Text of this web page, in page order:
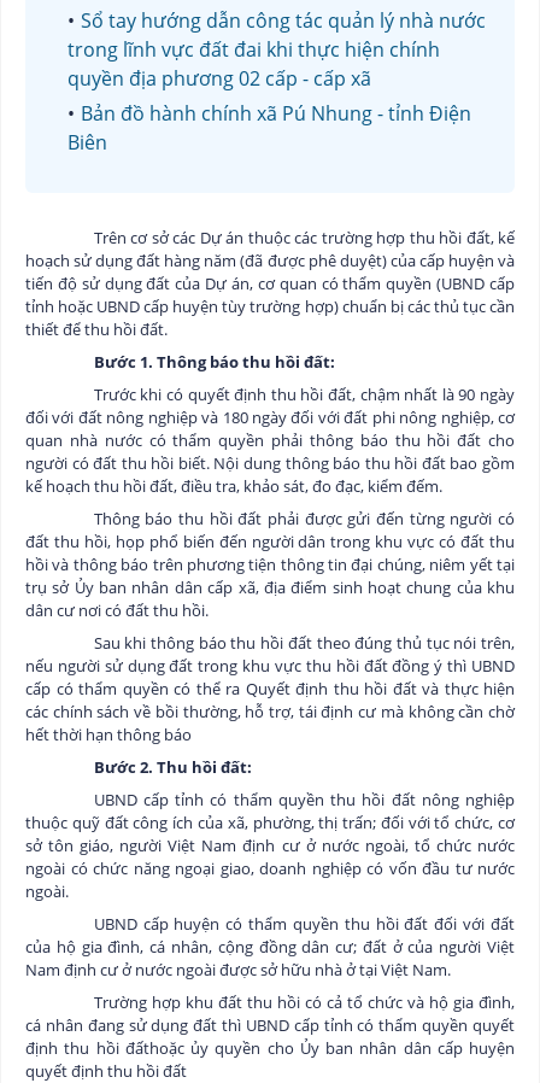
Sổ tay hướng dẫn công tác quản lý nhà nước
trong lĩnh vực đất đai khi thực hiện chính
quyền địa phương 02 cấp - cấp xã
Bản đồ hành chính xã Pú Nhung - tỉnh Điện
Biên
Trên cơ sở các Dự án thuộc các trường hợp thu hồi đất, kế
hoạch sử dụng đất hàng năm (đã được phê duyệt) của cấp huyện và
tiến độ sử dụng đất của Dự án, cơ quan có thẩm quyền (UBND cấp
tỉnh hoặc UBND cấp huyện tùy trường hợp) chuẩn bị các thủ tục cần
thiết để thu hồi đất.
Bước 1. Thông báo thu hồi đất:
Trước khi có quyết định thu hồi đất, chậm nhất là 90 ngày
đối với đất nông nghiệp và 180 ngày đối với đất phi nông nghiệp, cơ
quan nhà nước có thẩm quyền phải thông báo thu hồi đất cho
người có đất thu hồi biết. Nội dung thông báo thu hồi đất bao gồm
kế hoạch thu hồi đất, điều tra, khảo sát, đo đạc, kiểm đếm.
Thông báo thu hồi đất phải được gửi đến từng người có
đất thu hồi, họp phổ biến đến người dân trong khu vực có đất thu
hồi và thông báo trên phương tiện thông tin đại chúng, niêm yết tại
trụ sở Ủy ban nhân dân cấp xã, địa điểm sinh hoạt chung của khu
dân cư nơi có đất thu hồi.
Sau khi thông báo thu hồi đất theo đúng thủ tục nói trên,
nếu người sử dụng đất trong khu vực thu hồi đất đồng ý thì UBND
cấp có thẩm quyền có thể ra Quyết định thu hồi đất và thực hiện
các chính sách về bồi thường, hỗ trợ, tái định cư mà không cần chờ
hết thời hạn thông báo
Bước 2. Thu hồi đất:
UBND cấp tỉnh có thẩm quyền thu hồi đất nông nghiệp
thuộc quỹ đất công ích của xã, phường, thị trấn; đối với tổ chức, cơ
sở tôn giáo, người Việt Nam định cư ở nước ngoài, tổ chức nước
ngoài có chức năng ngoại giao, doanh nghiệp có vốn đầu tư nước
ngoài.
UBND cấp huyện có thẩm quyền thu hồi đất đối với đất
của hộ gia đình, cá nhân, cộng đồng dân cư; đất ở của người Việt
Nam định cư ở nước ngoài được sở hữu nhà ở tại Việt Nam.
Trường hợp khu đất thu hồi có cả tổ chức và hộ gia đình,
cá nhân đang sử dụng đất thì UBND cấp tỉnh có thẩm quyền quyết
định thu hồi đấthoặc ủy quyền cho Ủy ban nhân dân cấp huyện
quyết định thu hồi đất